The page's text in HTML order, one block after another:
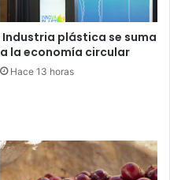
Industria plástica se suma
a la economía circular
Hace 13 horas